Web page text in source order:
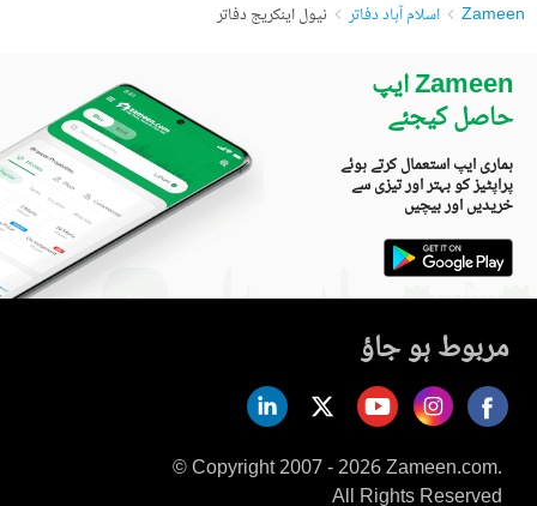
Zameen اسلام آباد دفاتر نیول اینکریج دفاتر
Zameen ایپ
حاصل کیجئے
ہماری ایپ استعمال کرتے ہوئے
پراپٹیز کو بہتر اور تیزی سے
خریدیں اور بیچیں
مربوط ہو جاؤ
© Copyright 2007 - 2026 Zameen.com.
All Rights Reserved